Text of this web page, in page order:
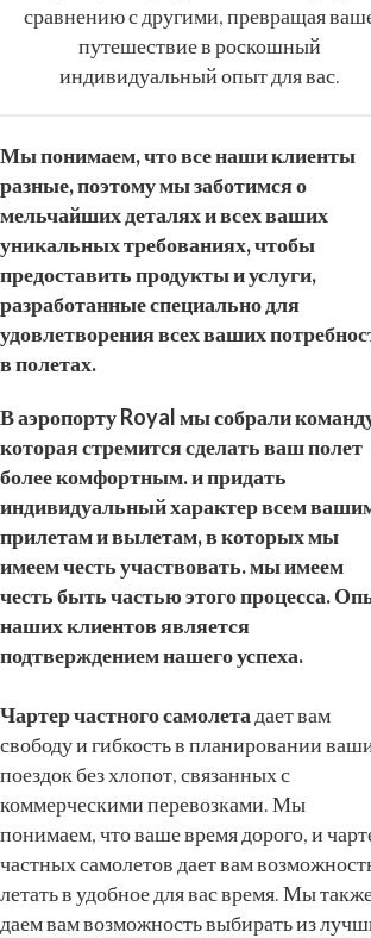
сравнению с другими, превращая
путешествие в роскошный
индивидуальный опыт для вас.
Мы понимаем, что все наши клиенты
разные, поэтому мы заботимся о
мельчайших деталях и всех ваших
уникальных требованиях, чтобы
предоставить продукты и услуги,
разработанные специально для
удовлетворения всех ваших
в полетах.
В аэропорту Royal мы собрали
которая стремится сделать ваш полет
более комфортным. и придать
индивидуальный характер всем
прилетам и вылетам, в которых мы
имеем честь участвовать. мы имеем
честь быть частью этого процесса.
наших клиентов является
подтверждением нашего успеха.
Чартер частного самолета дает вам
свободу и гибкость в планировании
поездок без хлопот, связанных с
коммерческими перевозками. Мы
понимаем, что ваше время дорого, и
частных самолетов дает вам
летать в удобное для вас время. Мы
даем вам возможность выбирать из